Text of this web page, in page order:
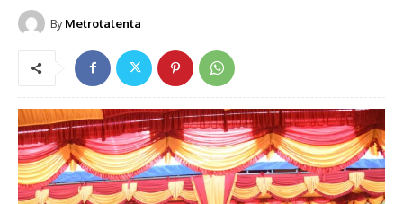
By Metrotalenta